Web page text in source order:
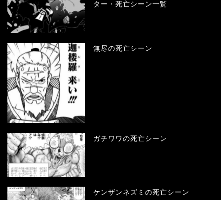
ター・死亡シーン一覧
無尽の死亡シーン
ガチワワの死亡シーン
ケンザンネズミの死亡シーン